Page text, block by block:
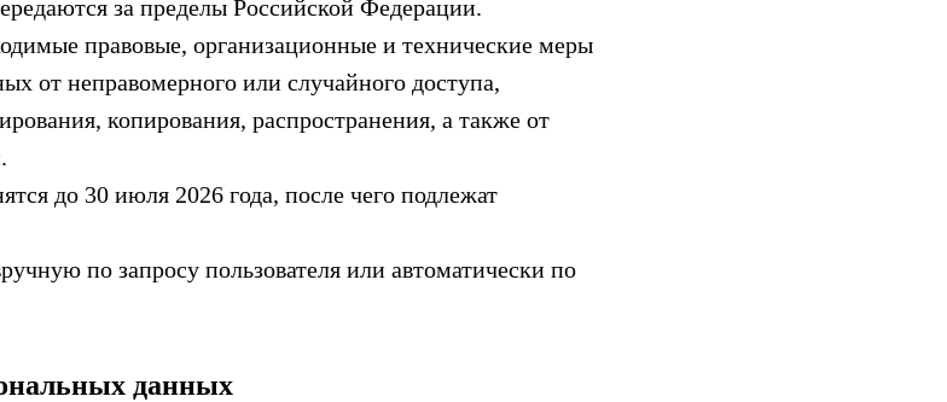
за пределы Российской Федерации.
правовые, организационные и технические меры
от неправомерного или случайного доступа,
копирования, распространения, а также от
до 30 июля 2026 года, после чего подлежат
по запросу пользователя или автоматически по
данных